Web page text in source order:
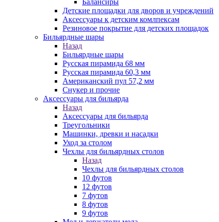
Балансиры
Детские площадки для дворов и учреждений
Аксессуары к детским комлпексам
Резиновое покрытие для детских площадок
Бильярдные шары
Назад
Бильярдные шары
Русская пирамида 68 мм
Русская пирамида 60,3 мм
Американский пул 57,2 мм
Снукер и прочие
Аксессуары для бильярда
Назад
Аксессуары для бильярда
Треугольники
Машинки, древки и насадки
Уход за столом
Чехлы для бильярдных столов
Назад
Чехлы для бильярдных столов
10 футов
12 футов
7 футов
8 футов
9 футов